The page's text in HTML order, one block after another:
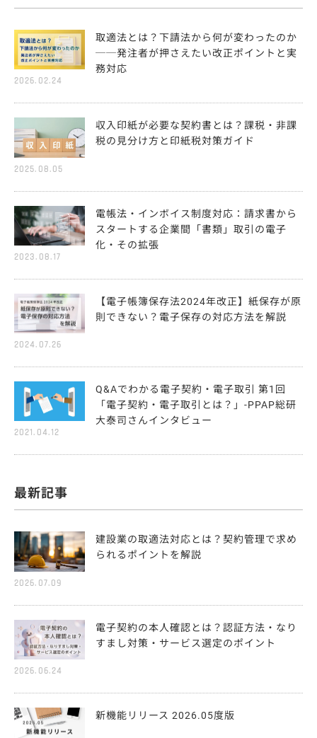
2026.02.24
取適法とは？下請法から何が変わったのか
──発注者が押さえたい改正ポイントと実
務対応
2025.08.05
収入印紙が必要な契約書とは？課税・非課
税の見分け方と印紙税対策ガイド
2023.08.17
電帳法・インボイス制度対応：請求書から
スタートする企業間「書類」取引の電子
化・その拡張
2024.07.26
【電子帳簿保存法2024年改正】紙保存が原
則できない？電子保存の対応方法を解説
2021.04.12
Q&Aでわかる電子契約・電子取引 第1回
「電子契約・電子取引とは？」-PPAP総研
大泰司さんインタビュー
最新記事
2026.07.09
建設業の取適法対応とは？契約管理で求め
られるポイントを解説
2026.06.24
電子契約の本人確認とは？認証方法・なり
すまし対策・サービス選定のポイント
新機能リリース 2026.05度版